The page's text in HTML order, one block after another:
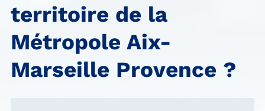
territoire de la
Métropole Aix-
Marseille Provence ?